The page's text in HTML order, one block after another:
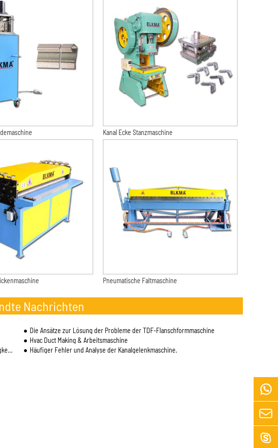
Kanal Ecke Stanzmaschine
Pneumatische Faltmaschine
Nachrichten
Die Ansätze zur Lösung der Probleme der TDF-Flanschformmaschine
Hvac Duct Making & Arbeitsmaschine
Häufiger Fehler und Analyse der Kanalgelenkmaschine.


